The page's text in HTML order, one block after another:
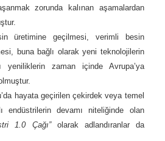
zorunda kalınan aşamalardan
üretimine geçilmesi, verimli besin
buna bağlı olarak yeni teknolojilerin
zaman içinde Avrupa’ya
hayata geçirilen çekirdek veya temel
endüstrilerin devamı niteliğinde olan
1.0 Çağı”olarak adlandıranlar da